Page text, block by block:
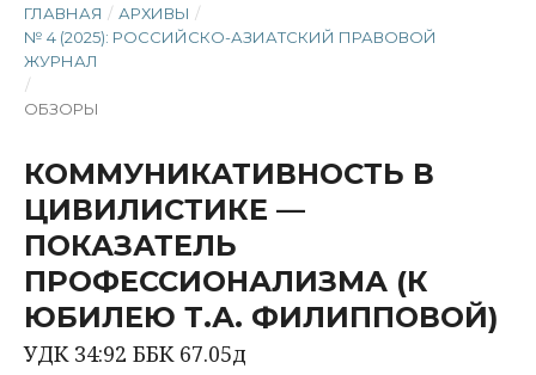
ГЛАВНАЯ / АРХИВЫ /
№ 4 (2025): РОССИЙСКО-АЗИАТСКИЙ ПРАВОВОЙ
ЖУРНАЛ
/
ОБЗОРЫ
КОММУНИКАТИВНОСТЬ В
ЦИВИЛИСТИКЕ —
ПОКАЗАТЕЛЬ
ПРОФЕССИОНАЛИЗМА (К
ЮБИЛЕЮ Т.А. ФИЛИППОВОЙ)
УДК 34:92 ББК 67.05д